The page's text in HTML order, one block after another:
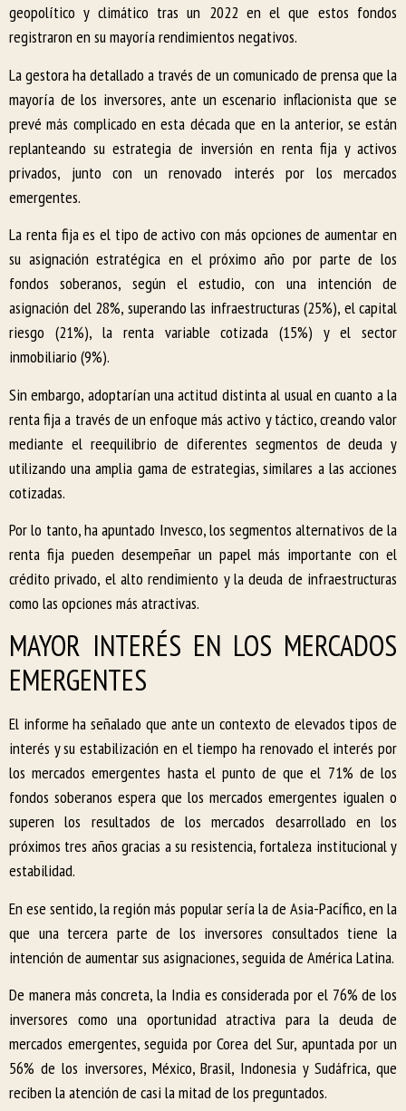
geopolítico y climático tras un 2022 en el que estos fondos
registraron en su mayoría rendimientos negativos.
La gestora ha detallado a través de un comunicado de prensa que la
mayoría de los inversores, ante un escenario inflacionista que se
prevé más complicado en esta década que en la anterior, se están
replanteando su estrategia de inversión en renta fija y activos
privados, junto con un renovado interés por los mercados
emergentes.
La renta fija es el tipo de activo con más opciones de aumentar en
su asignación estratégica en el próximo año por parte de los
fondos soberanos, según el estudio, con una intención de
asignación del 28%, superando las infraestructuras (25%), el capital
riesgo (21%), la renta variable cotizada (15%) y el sector
inmobiliario (9%).
Sin embargo, adoptarían una actitud distinta al usual en cuanto a la
renta fija a través de un enfoque más activo y táctico, creando valor
mediante el reequilibrio de diferentes segmentos de deuda y
utilizando una amplia gama de estrategias, similares a las acciones
cotizadas.
Por lo tanto, ha apuntado Invesco, los segmentos alternativos de la
renta fija pueden desempeñar un papel más importante con el
crédito privado, el alto rendimiento y la deuda de infraestructuras
como las opciones más atractivas.
MAYOR INTERÉS EN LOS MERCADOS
EMERGENTES
El informe ha señalado que ante un contexto de elevados tipos de
interés y su estabilización en el tiempo ha renovado el interés por
los mercados emergentes hasta el punto de que el 71% de los
fondos soberanos espera que los mercados emergentes igualen o
superen los resultados de los mercados desarrollado en los
próximos tres años gracias a su resistencia, fortaleza institucional y
estabilidad.
En ese sentido, la región más popular sería la de Asia-Pacífico, en la
que una tercera parte de los inversores consultados tiene la
intención de aumentar sus asignaciones, seguida de América Latina.
De manera más concreta, la India es considerada por el 76% de los
inversores como una oportunidad atractiva para la deuda de
mercados emergentes, seguida por Corea del Sur, apuntada por un
56% de los inversores, México, Brasil, Indonesia y Sudáfrica, que
reciben la atención de casi la mitad de los preguntados.